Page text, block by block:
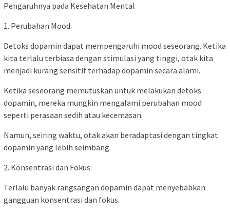
Pengaruhnya pada Kesehatan Mental
1. Perubahan Mood:
Detoks dopamin dapat mempengaruhi mood seseorang. Ketika
kita terlalu terbiasa dengan stimulasi yang tinggi, otak kita
menjadi kurang sensitif terhadap dopamin secara alami.
Ketika seseorang memutuskan untuk melakukan detoks
dopamin, mereka mungkin mengalami perubahan mood
seperti perasaan sedih atau kecemasan.
Namun, seiring waktu, otak akan beradaptasi dengan tingkat
dopamin yang lebih seimbang.
2. Konsentrasi dan Fokus:
Terlalu banyak rangsangan dopamin dapat menyebabkan
gangguan konsentrasi dan fokus.